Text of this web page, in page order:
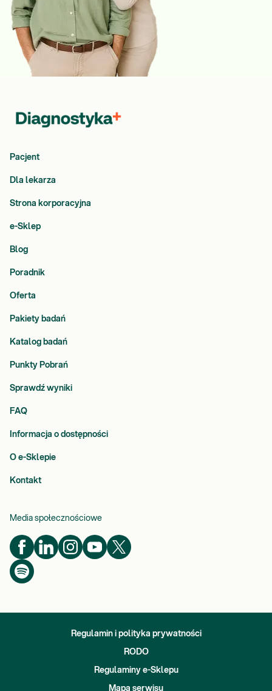
Pacjent
Dla lekarza
Strona korporacyjna
e-Sklep
Blog
Poradnik
Oferta
Pakiety badań
Katalog badań
Punkty Pobrań
Sprawdź wyniki
FAQ
Informacja o dostępności
O e-Sklepie
Kontakt
Media społecznościowe
Regulamin i polityka prywatności
RODO
Regulaminy e-Sklepu
Mapa serwisu